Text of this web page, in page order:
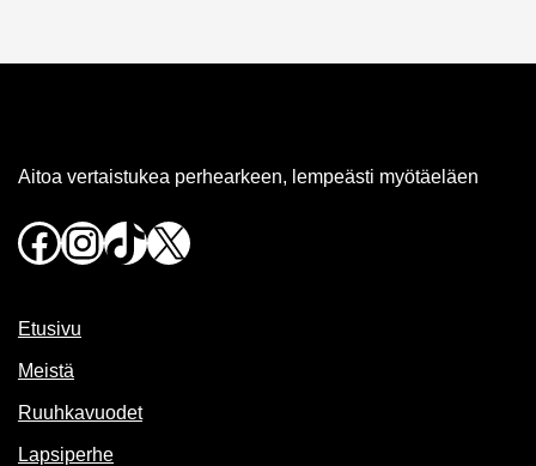
Aitoa vertaistukea perhearkeen, lempeästi myötäeläen
Facebook
Instagram
TikTok
X
Etusivu
Meistä
Ruuhkavuodet
Lapsiperhe